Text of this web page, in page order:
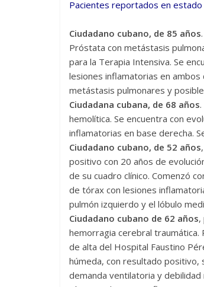
Pacientes reportados en estado
Ciudadano cubano, de 85 años
Próstata con metástasis
para la Terapia Intensiva. Se
lesiones inflamatorias en
metástasis pulmonares y
Ciudadana cubana, de 68 años
hemolítica. Se encuentra con
inflamatorias en base derecha.
Ciudadano cubano, de 52 años
positivo con 20 años de
de su cuadro clínico. Comenzó
de tórax con lesiones
pulmón izquierdo y el lóbulo
Ciudadano cubano de 62 años,
hemorragia cerebral traumática.
de alta del Hospital Faustino
húmeda, con resultado
demanda ventilatoria y debilidad
Un vergel en las nieblas de
la nostalgia
Francisco G. Navarro